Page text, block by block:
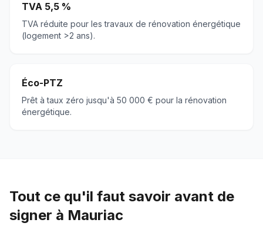
TVA 5,5 %
TVA réduite pour les travaux de rénovation énergétique
(logement >2 ans).
Éco-PTZ
Prêt à taux zéro jusqu'à 50 000 € pour la rénovation
énergétique.
Tout ce qu'il faut savoir avant de
signer à Mauriac